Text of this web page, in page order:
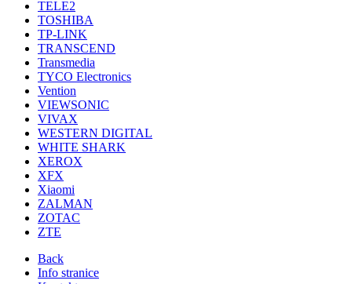
TELE2
TOSHIBA
TP-LINK
TRANSCEND
Transmedia
TYCO Electronics
Vention
VIEWSONIC
VIVAX
WESTERN DIGITAL
WHITE SHARK
XEROX
XFX
Xiaomi
ZALMAN
ZOTAC
ZTE
Back
Info stranice